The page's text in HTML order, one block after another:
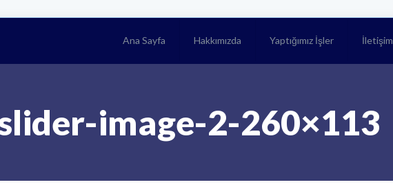
Ana Sayfa Hakkımızda Yaptığımız İşler İletişim
image-2-260×113